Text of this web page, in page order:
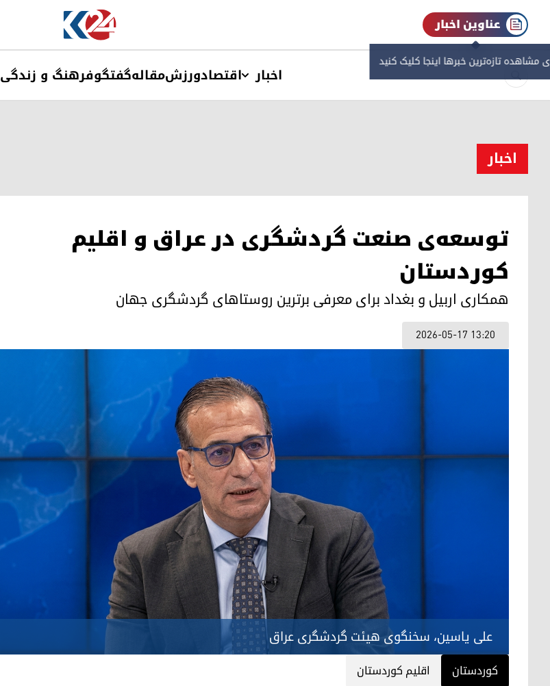
عناوین اخبار
مشاهده‌ تازه‌ترین خبرها اینجا کلیک کنید
اخبار اقتصادورزشمقالهگفتگوفرهنگ و زندگی
اخبار
توسعه‌ی صنعت گردشگری در عراق و اقلیم
کوردستان
همکاری اربیل و بغداد برای معرفی برترین روستاهای گردشگری جهان
2026-05-17 13:20
علی یاسین، سخنگوی هیئت گردشگری عراق
کوردستان اقلیم کوردستان